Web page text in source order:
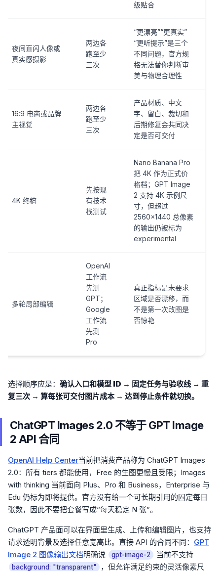
级贴合
夜间直闪人像或
真实感摄影
两边各
跑至少
三次
“更漂亮”“更真实”
“更听提示”是三个
不同问题，官方规
格无法替你判断审
美与物理合理性
16:9 电商或品牌
主视觉
两边各
跑至少
三次
产品材质、中文
字、留白、裁切和
后期修复会共同决
定是否可交付
4K 终稿
先按现
有技术
栈测试
Nano Banana Pro
把 4K 作为正式价
格档；GPT Image
2 支持 4K 示例尺
寸，但超过
2560×1440 总像素
的输出仍被标为
experimental
多轮局部编辑
OpenAI
工作流
先测
GPT；
Google
工作流
先测
Pro
真正指标是未要求
区域是否漂移，而
不是第一次改图是
否惊艳
选择顺序应是： 确认入口和模型 ID → 固定任务与验收线 → 重
复三次 → 算每张可交付图片成本 → 达到停止条件就切换。
ChatGPT Images 2.0 不等于 GPT Image
2 API 合同
OpenAI Help Center当前把消费产品称为 ChatGPT Images
2.0：所有 tiers 都能使用，Free 的生图更慢且受限；Images
with thinking 当前面向 Plus、Pro 和 Business，Enterprise 与
Edu 仍标为即将提供。官方没有给一个可长期引用的固定每日
张数，因此不要把套餐写成“每天稳定 N 张”。
ChatGPT 产品面可以在界面里生成、上传和编辑图片，也支持
请求透明背景及选择任意宽高比。直接 API 的合同不同： GPT
Image 2 图像输出文档明确说 gpt-image-2 当前不支持
background: "transparent" ，但允许满足约束的灵活像素尺